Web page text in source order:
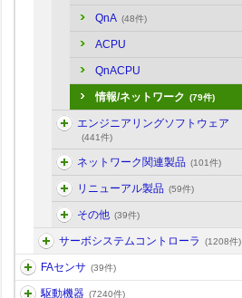
QnA (48件)
ACPU
QnACPU
情報/ネットワーク (79件)
エンジニアリングソフトウェア
(441件)
ネットワーク関連製品 (101件)
リニューアル製品 (59件)
その他 (39件)
サーボシステムコントローラ (1208件)
FAセンサ (39件)
駆動機器 (7240件)